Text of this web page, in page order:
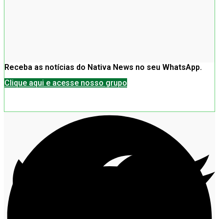
Receba as notícias do Nativa News no seu WhatsApp.
Clique aqui e acesse nosso grupo